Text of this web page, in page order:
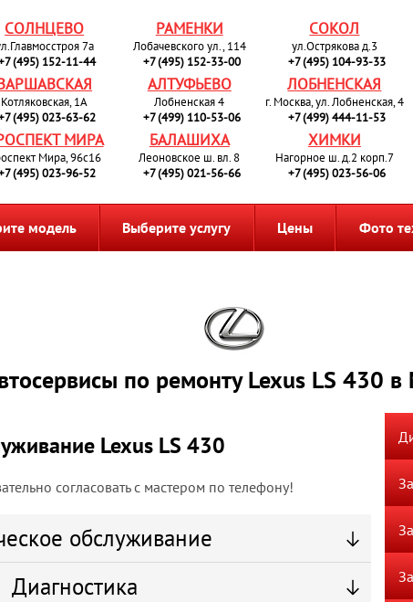
СОЛНЦЕВО
7а
(495) 152-11-44
РАМЕНКИ
Лобачевского ул., 114
+7 (495) 152-33-00
СОКОЛ
ул.Острякова д.3
+7 (495) 104-93-33
Котляковская, 1А
(495) 023-63-62
АЛТУФЬЕВО
Лобненская 4
+7 (499) 110-53-06
ЛОБНЕНСКАЯ
г. Москва, ул. Лобненская, 4
+7 (499) 444-11-53
МИРА
Мира, 96с16
(495) 023-96-52
БАЛАШИХА
Леоновское ш. вл. 8
+7 (495) 021-56-66
ХИМКИ
Нагорное ш. д.2 корп.7
+7 (495) 023-56-06
модель Выберите услугу Цены Фото
по ремонту Lexus LS 430 в
Lexus LS 430
согласовать с мастером по телефону!
обслуживание
Диагностика